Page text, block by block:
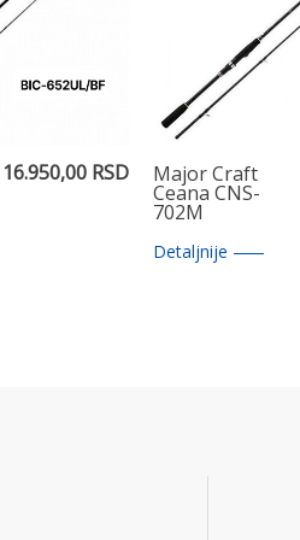
16.950,00 RSD Major Craft
Ceana CNS-
702M
Detaljnije